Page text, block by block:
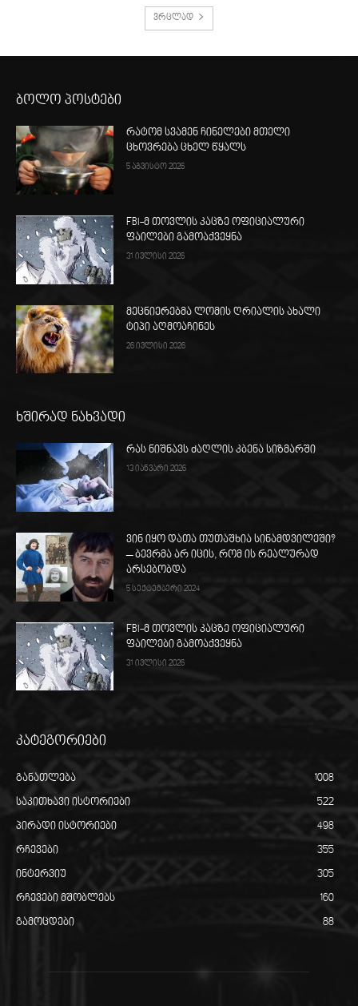
ვრცლად
ბოლო პოსტები
რატომ სვამენ ჩინელები მთელი
ცხოვრება ცხელ წყალს
5 აგვისტო 2026
FBI-მ თოვლის კაცზე ოფიციალური
ფაილები გამოაქვეყნა
31 ივლისი 2026
მეცნიერებმა ლომის ღრიალის ახალი
ტიპი აღმოაჩინეს
26 ივლისი 2026
ხშირად ნახვადი
რას ნიშნავს ძაღლის კბენა სიზმარში
13 იანვარი 2026
ვინ იყო დათა თუთაშხია სინამდვილეში?
– ბევრმა არ იცის, რომ ის რეალურად
არსებობდა
5 სექტემბერი 2024
FBI-მ თოვლის კაცზე ოფიციალური
ფაილები გამოაქვეყნა
31 ივლისი 2026
კატეგორიები
განათლება 1008
საკითხავი ისტორიები 522
პირადი ისტორიები 498
რჩევები 355
ინტერვიუ 305
რჩევები მშობლებს 160
გამოცდები 88